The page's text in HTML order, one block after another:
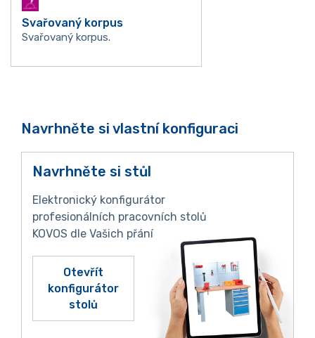
Svařovaný korpus
Svařovaný korpus.
Navrhněte si vlastní konfiguraci
Navrhněte si stůl
Elektronický konfigurátor
profesionálních pracovních stolů
KOVOS dle Vašich přání
Otevřít
konfigurátor
stolů